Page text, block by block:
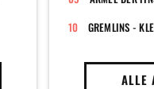
GREMLINS -
ALLE